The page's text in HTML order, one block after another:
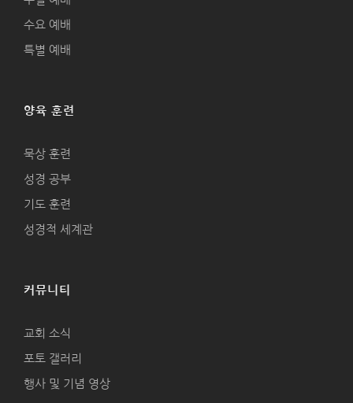
수요 예배
특별 예배
양육 훈련
묵상 훈련
성경 공부
기도 훈련
성경적 세계관
커뮤니티
교회 소식
포토 갤러리
행사 및 기념 영상